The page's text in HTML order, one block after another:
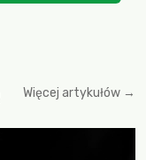
Więcej artykułów →